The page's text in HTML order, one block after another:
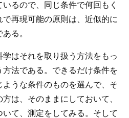
るので、同じ条件で何回もく
再現可能の原則は、近似的に
る。
はそれを取り扱う方法をもっ
法である。できるだけ条件を
うな条件のものを選んで、そ
は、そのままにしておいて、
て、測定をしてみる。そして